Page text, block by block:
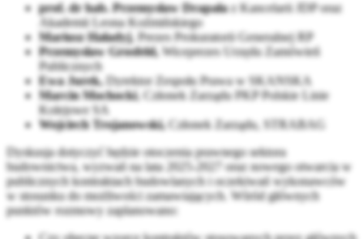
prof. dr hab. Przemysław Drapałaz Kancelarii JDP oraz
Akademii Leona Koźmińskiego
Mariusz Haładyj, Prezes Prokuratorii Generalnej RP
Przemysław Grosfeld, Wiceprezes Urzędu Zamówień
Publicznych
Ewa Jurek,Dyrektor Zespołu Prawa w SKANSKA
Marcin Mochocki, Członek Zarządu PKP Polskie Linie
Kolejowe SA
Wojciech Trojanowski,Członek Zarządu, STRABAG
Dyskusja dotyczyć będzie otoczenia prawnego sektora
budownictwa, wyzwań na lata 2025-2027 oraz nowego otwarcia w
publicznych kontraktach budowlanych i oczekiwań wykonawców
w stosunku do możliwości zamawiających. Wśród głównych
punktów rozmowy zaplanowano: